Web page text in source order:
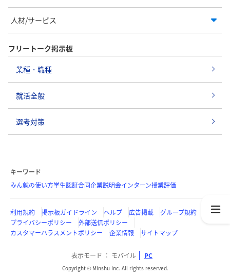
人材/サービス
フリートーク掲示板
業種・職種
就活全般
選考対策
キーワード
みん就の使い方学生認証合同企業説明会インターン授業評価
利用規約 掲示板ガイドライン ヘルプ 広告掲載
グループ規約
プライバシーポリシー
外部送信ポリシー
カスタマーハラスメントポリシー
企業情報 サイトマップ
表示モード モバイル PC
Copyright © Minshu Inc. All rights reserved.